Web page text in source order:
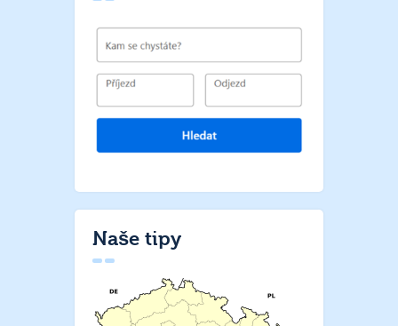
Naše tipy